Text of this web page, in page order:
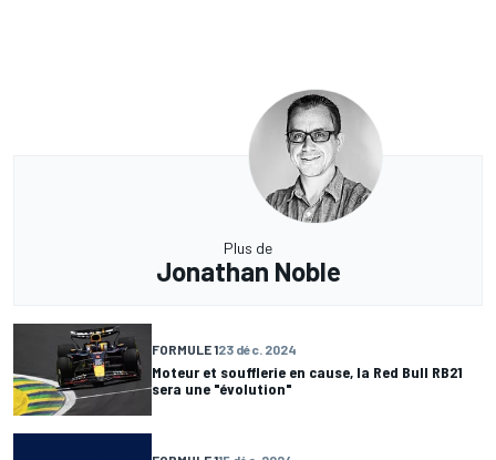
Plus de
Jonathan Noble
FORMULE 123 déc. 2024
Moteur et soufflerie en cause, la Red Bull RB21
sera une "évolution"